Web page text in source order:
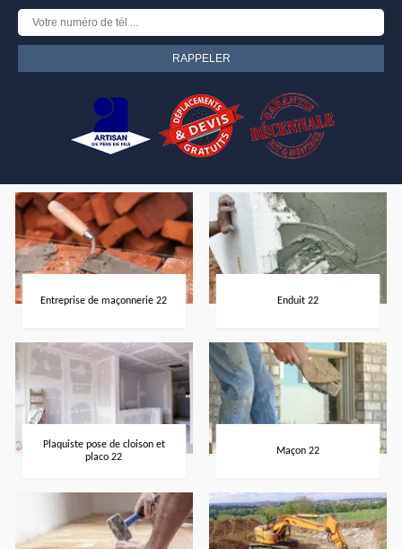
Entreprise de maçonnerie 22 Enduit 22
Plaquiste pose de cloison et
placo 22
Maçon 22